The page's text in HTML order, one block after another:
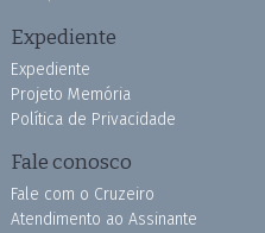
Expediente
Expediente
Projeto Memória
Política de Privacidade
Fale conosco
Fale com o Cruzeiro
Atendimento ao Assinante